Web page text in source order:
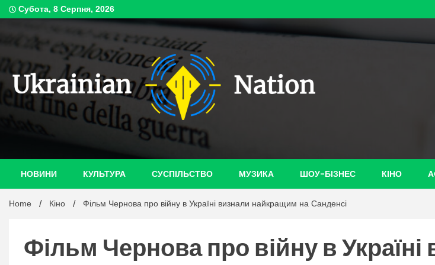
Skip
to
Субота, 8 Серпня, 2026
ukrainian-
НОВИНИ КУЛЬТУРА СУСПІЛЬСТВО МУЗИКА ШОУ-БІЗНЕС КІНО
Home Кіно Фільм Чернова про війну в Україні визнали найкращим на Санденсі
Фільм Чернова про війну в Україні